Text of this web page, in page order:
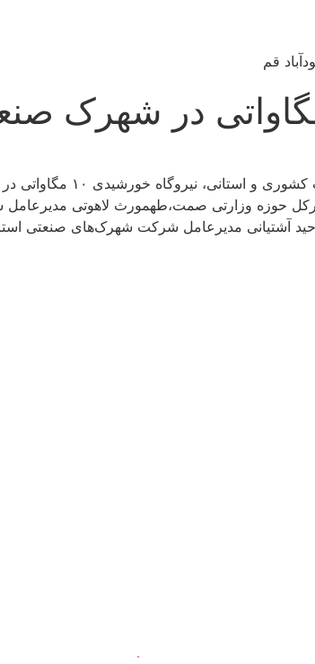
در شهرک صنعتی محمودآباد به بهره‌برداری رسید.
حوزه وزارتی صمت،طهمورث لاهوتی
آشتیانی مدیرعامل شرکت شهرک‌های صنعتی